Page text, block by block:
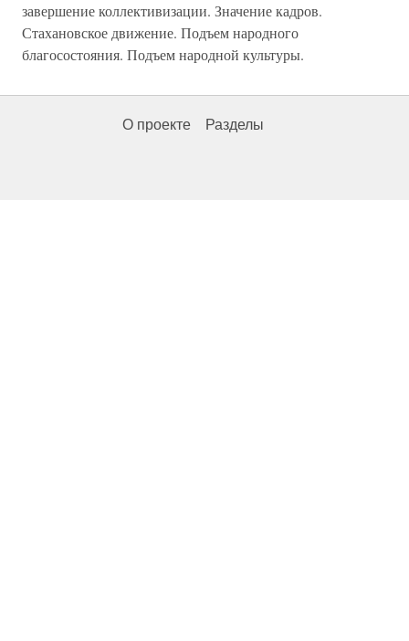
завершение коллективизации. Значение кадров.
Стахановское движение. Подъем народного
благосостояния. Подъем народной культуры.
О проекте Разделы